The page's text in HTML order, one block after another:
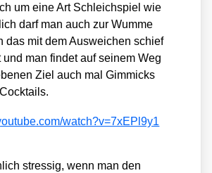
um eine Art Schleich­spiel wie
darf man auch zur Wum­me
das mit dem Aus­wei­chen schief
man fin­det auf sei­nem Weg
Ziel auch mal Gim­micks
​w​a​t​c​h​?​v​=​7​x​E​P​l​9​y​1​
stres­sig, wenn man den